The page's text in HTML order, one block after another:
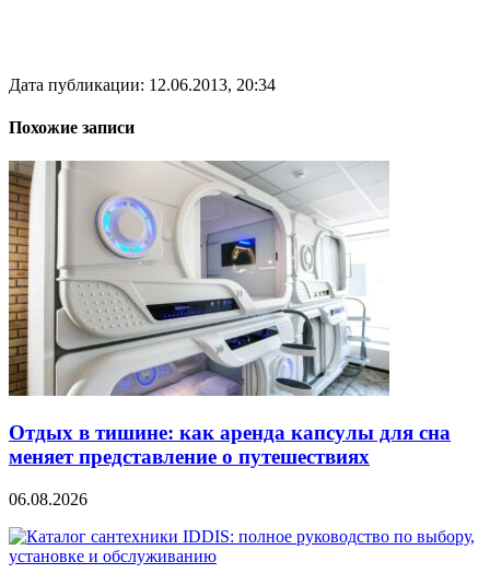
Дата публикации: 12.06.2013, 20:34
Похожие записи
Отдых в тишине: как аренда капсулы для сна
меняет представление о путешествиях
06.08.2026